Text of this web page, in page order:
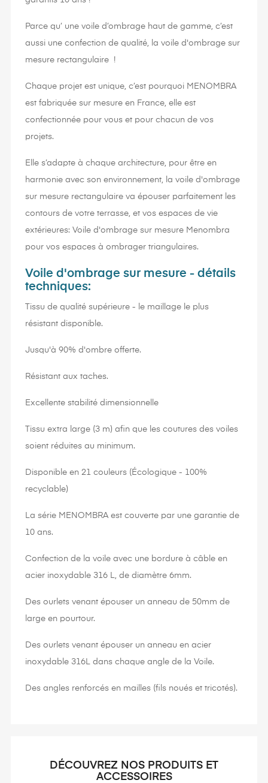
Parce qu’ une voile d’ombrage haut de gamme, c’est
aussi une confection de qualité, la voile d'ombrage sur
mesure rectangulaire !
Chaque projet est unique, c’est pourquoi MENOMBRA
est fabriquée sur mesure en France, elle est
confectionnée pour vous et pour chacun de vos
projets.
Elle s’adapte à chaque architecture, pour être en
harmonie avec son environnement, la voile d'ombrage
sur mesure rectangulaire va épouser parfaitement les
contours de votre terrasse, et vos espaces de vie
extérieures: Voile d'ombrage sur mesure Menombra
pour vos espaces à ombrager triangulaires.
Voile d'ombrage sur mesure - détails
techniques:
Tissu de qualité supérieure - le maillage le plus
résistant disponible.
Jusqu'à 90% d'ombre offerte.
Résistant aux taches.
Excellente stabilité dimensionnelle
Tissu extra large (3 m) afin que les coutures des voiles
soient réduites au minimum.
Disponible en 21 couleurs (Écologique - 100%
recyclable)
La série MENOMBRA est couverte par une garantie de
10 ans.
Confection de la voile avec une bordure à câble en
acier inoxydable 316 L, de diamètre 6mm.
Des ourlets venant épouser un anneau de 50mm de
large en pourtour.
Des ourlets venant épouser un anneau en acier
inoxydable 316L dans chaque angle de la Voile.
Des angles renforcés en mailles (fils noués et tricotés).
DÉCOUVREZ NOS PRODUITS ET
ACCESSOIRES